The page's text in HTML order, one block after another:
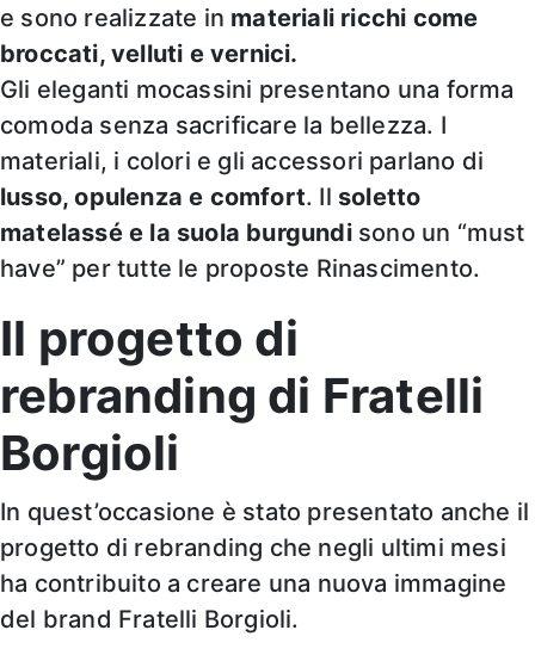
e sono realizzate in materiali ricchi come
broccati, velluti e vernici.
Gli eleganti mocassini presentano una forma
comoda senza sacrificare la bellezza. I
materiali, i colori e gli accessori parlano di
lusso, opulenza e comfort. Il soletto
matelassé e la suola burgundi sono un “must
have” per tutte le proposte Rinascimento.
Il progetto di
rebranding di Fratelli
Borgioli
In quest’occasione è stato presentato anche il
progetto di rebranding che negli ultimi mesi
ha contribuito a creare una nuova immagine
del brand Fratelli Borgioli.